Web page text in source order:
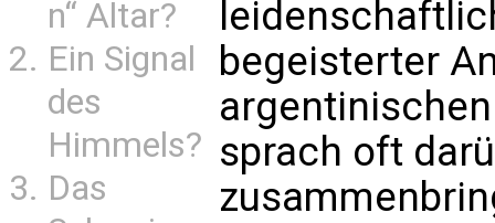
n“ Altar?
Ein Signal
des
Himmels?
Das
begeisterter
sprach oft